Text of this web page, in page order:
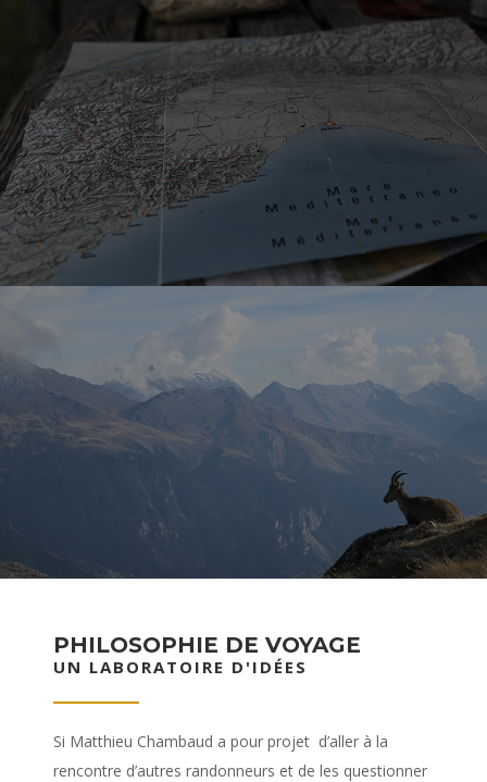
PHILOSOPHIE DE VOYAGE
UN LABORATOIRE D'IDÉES
Si Matthieu Chambaud a pour projet d’aller à la
rencontre d’autres randonneurs et de les questionner